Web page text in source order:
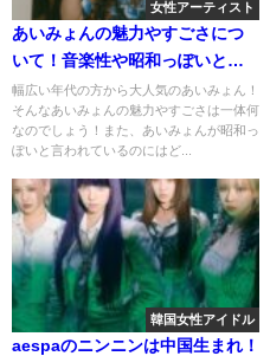
女性アーティスト
あいみょんの魅力やすごさにつ
いて！音楽性や昭和っぽいとい
う噂についても考察します！
幅広い年代の方から大人気のあいみょん！
そんなあいみょんの魅力やすごさは一体何
なのでしょう！また、あいみょんが昭和っ
ぽいと言われているのにはど...
韓国女性アイドル
aespaのニンニンは中国生まれ！